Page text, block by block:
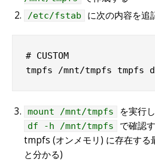
/etc/fstab に次の内容を追
# CUSTOM
tmpfs /mnt/tmpfs tmpfs
mount /mnt/tmpfs を実行
df -h /mnt/tmpfs
で確認
tmpfs (オンメモリ) に存在する
と分かる)